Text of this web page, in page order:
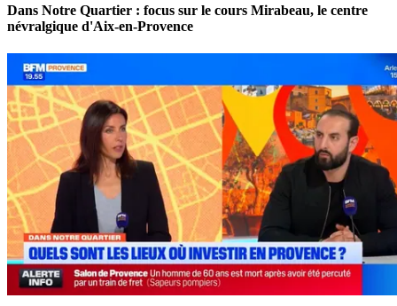
Dans Notre Quartier : focus sur le cours Mirabeau, le centre
névralgique d'Aix-en-Provence